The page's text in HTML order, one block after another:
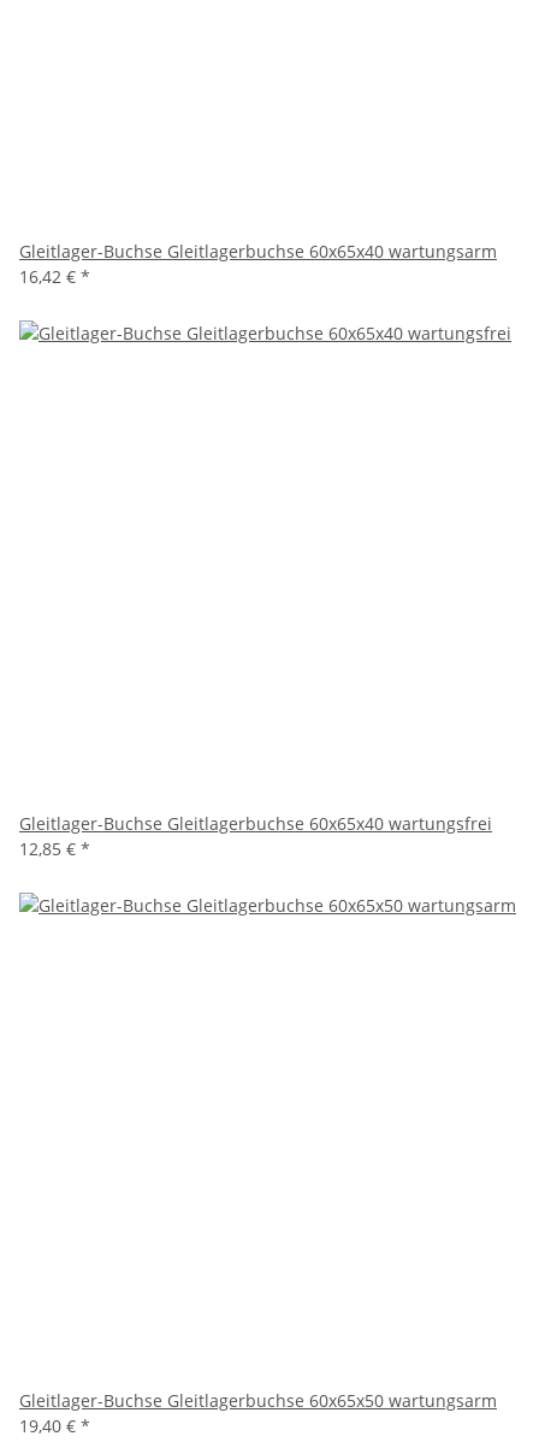
Gleitlager-Buchse Gleitlagerbuchse 60x65x40 wartungsarm
16,42 € *
Gleitlager-Buchse Gleitlagerbuchse 60x65x40 wartungsfrei
12,85 € *
Gleitlager-Buchse Gleitlagerbuchse 60x65x50 wartungsarm
19,40 € *